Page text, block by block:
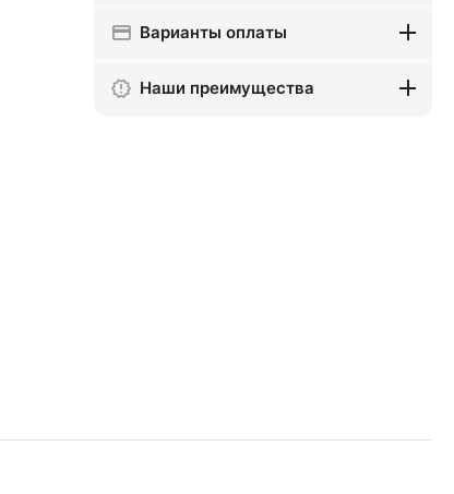
Варианты оплаты
Наши преимущества